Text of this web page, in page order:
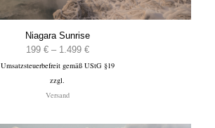
Niagara Sunrise
199 € – 1.499 €Preisspanne:
199 €
Umsatzsteuerbefreit gemäß UStG §19
zzgl.
Versand